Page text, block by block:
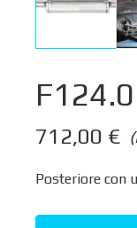
712,00 €
Posteriore con